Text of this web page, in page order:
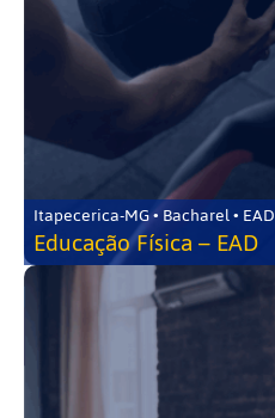
Itapecerica-MG • Bacharel • EAD
Educação Física – EAD